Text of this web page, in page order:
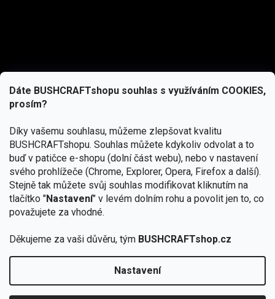
Dáte BUSHCRAFTshopu souhlas s využíváním COOKIES,
prosím?
Díky vašemu souhlasu, můžeme zlepšovat kvalitu
BUSHCRAFTshopu. Souhlas můžete kdykoliv odvolat a to
buď v patičce e-shopu (dolní část webu), nebo v nastavení
svého prohlížeče (Chrome, Explorer, Opera, Firefox a další).
Stejně tak můžete svůj souhlas modifikovat kliknutím na
tlačítko "Nastavení" v levém dolním rohu a povolit jen to, co
považujete za vhodné.
Děkujeme za vaši důvěru, tým BUSHCRAFTshop.cz
Nastavení
podmínkami ochrany osobních údajů
Copyright 2026BUSHCRAFTshop.cz. Všechna práva